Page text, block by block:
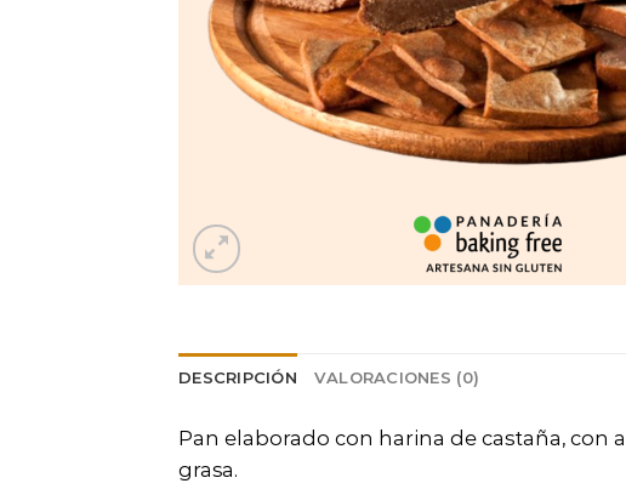
DESCRIPCIÓN VALORACIONES (0)
Pan elaborado con harina de castaña,
grasa.